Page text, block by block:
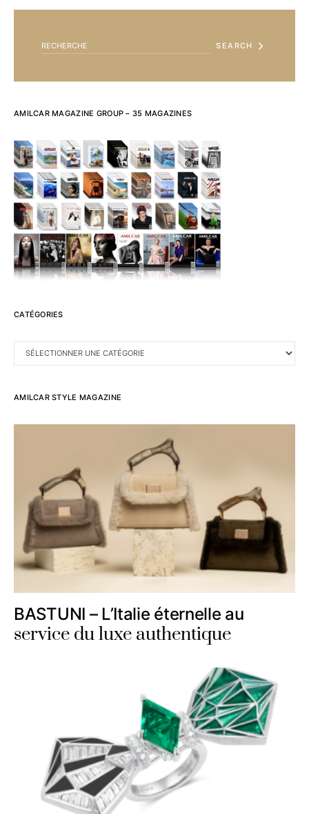
SEARCH
AMILCAR MAGAZINE GROUP – 35 MAGAZINES
CATÉGORIES
CATÉGORIES
AMILCAR STYLE MAGAZINE
BASTUNI – L’Italie éternelle au
service du luxe authentique